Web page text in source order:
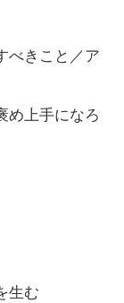
べきこと／ア
め上手になろ
生む